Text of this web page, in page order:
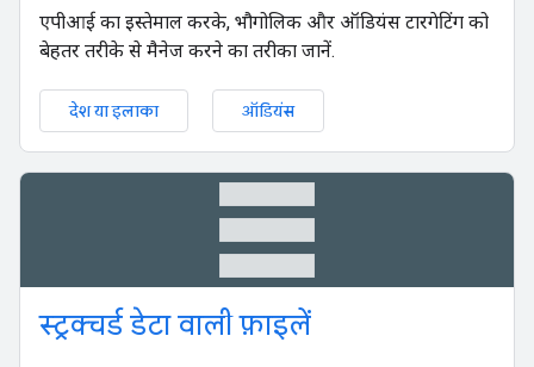
एपीआई का इस्तेमाल करके, भौगोलिक और ऑडियंस टारगेटिंग को
बेहतर तरीके से मैनेज करने का तरीका जानें.
देश या इलाका ऑडियंस
table_rows
स्ट्रक्चर्ड डेटा वाली फ़ाइलें